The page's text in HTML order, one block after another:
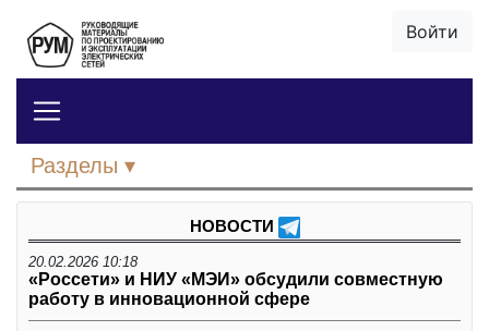
Войти
Разделы
НОВОСТИ
20.02.2026 10:18
«Россети» и НИУ «МЭИ» обсудили совместную
работу в инновационной сфере